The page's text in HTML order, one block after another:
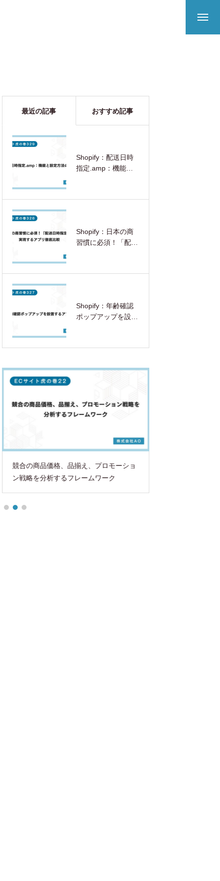
最近の記事 おすすめ記事
Shopify：配送日時
指定.amp：機能と
Shopify：日本の商
習慣に必須！「配送
Shopify：年齢確認
ポップアップを設置
競合の商品価格、品揃え、プロモーショ
ン戦略を分析するフレームワーク